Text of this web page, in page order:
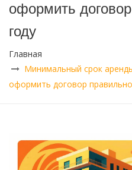
оформить
году
Главная
Минимальный срок
оформить договор